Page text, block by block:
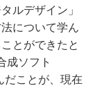
ルデザイン」
について学ん
とができたと
成ソフト
だことが、現在